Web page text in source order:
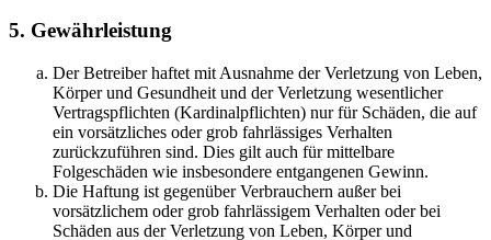
5. Gewährleistung
Der Betreiber haftet mit Ausnahme der Verletzung von Leben,
Körper und Gesundheit und der Verletzung wesentlicher
Vertragspflichten (Kardinalpflichten) nur für Schäden, die auf
ein vorsätzliches oder grob fahrlässiges Verhalten
zurückzuführen sind. Dies gilt auch für mittelbare
Folgeschäden wie insbesondere entgangenen Gewinn.
Die Haftung ist gegenüber Verbrauchern außer bei
vorsätzlichem oder grob fahrlässigem Verhalten oder bei
Schäden aus der Verletzung von Leben, Körper und